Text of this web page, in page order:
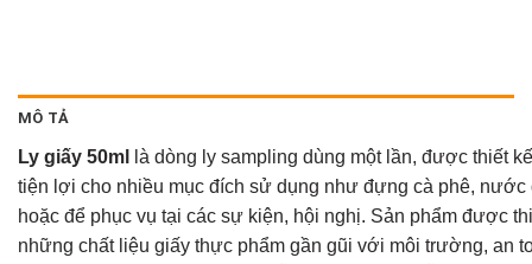
MÔ TẢ
Ly giấy 50ml
là dòng ly sampling dùng một lần, được thiết
tiện lợi cho nhiều mục đích sử dụng như đựng cà phê, nước
hoặc để phục vụ tại các sự kiện, hội nghị. Sản phẩm được
những chất liệu giấy thực phẩm gần gũi với môi trường, an